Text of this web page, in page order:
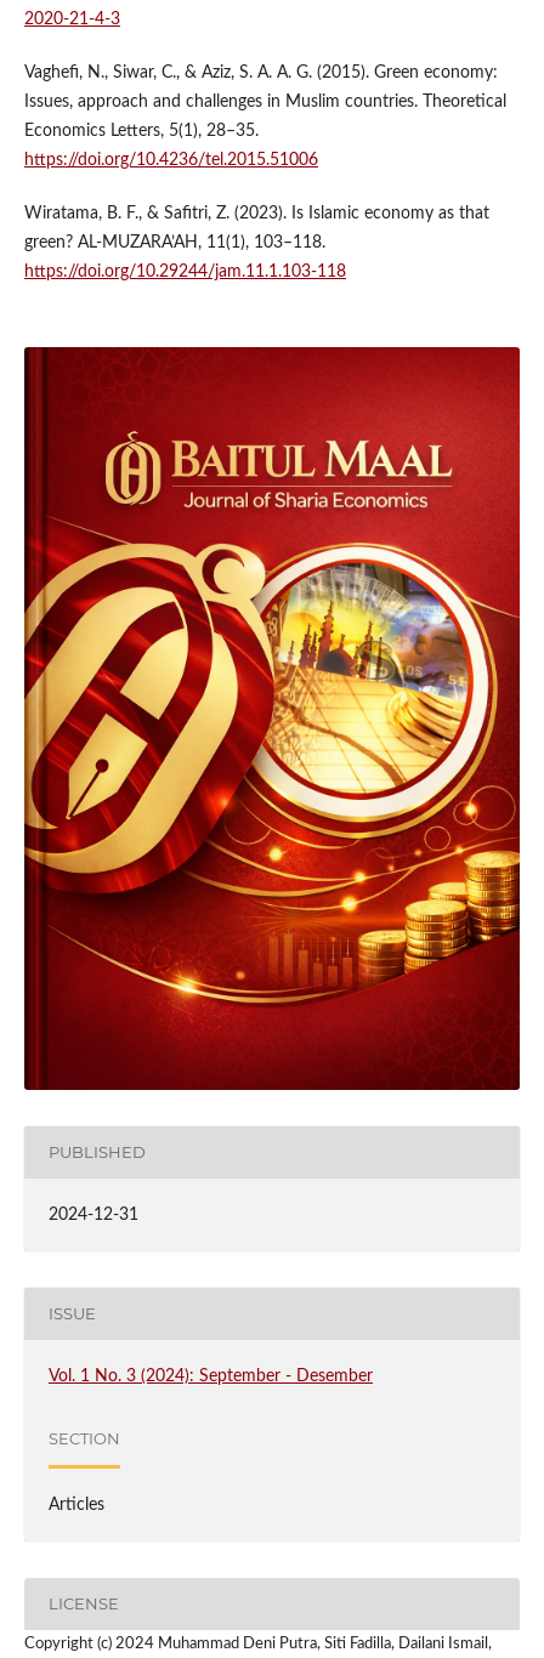
2020-21-4-3
Vaghefi, N., Siwar, C., & Aziz, S. A. A. G. (2015). Green economy:
Issues, approach and challenges in Muslim countries. Theoretical
Economics Letters, 5(1), 28–35.
https://doi.org/10.4236/tel.2015.51006
Wiratama, B. F., & Safitri, Z. (2023). Is Islamic economy as that
green? AL-MUZARA’AH, 11(1), 103–118.
https://doi.org/10.29244/jam.11.1.103-118
PUBLISHED
2024-12-31
ISSUE
Vol. 1 No. 3 (2024): September - Desember
SECTION
Articles
LICENSE
Copyright (c) 2024 Muhammad Deni Putra, Siti Fadilla, Dailani Ismail,